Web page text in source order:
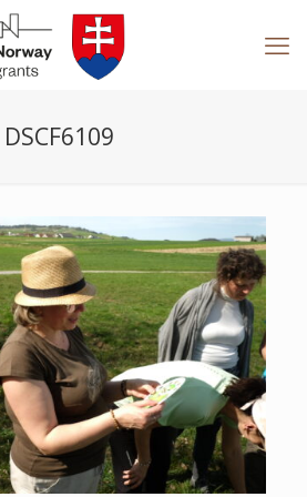
DSCF6109